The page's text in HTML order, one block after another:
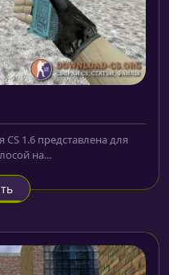
1.6 представлена для
на...